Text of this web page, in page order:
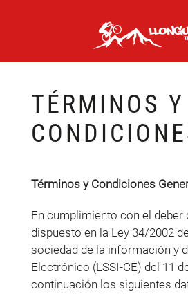
TÉRMINOS Y
Términos y Condiciones
En cumplimiento con el deber de información
dispuesto en la Ley 34/2002
sociedad de la información y
Electrónico (LSSI-CE) del 11
continuación los siguientes